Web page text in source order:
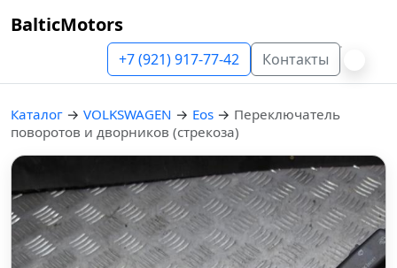
BalticMotors
+7 (921) 917-77-42 Контакты
Каталог → VOLKSWAGEN → Eos → Переключатель
поворотов и дворников (стрекоза)